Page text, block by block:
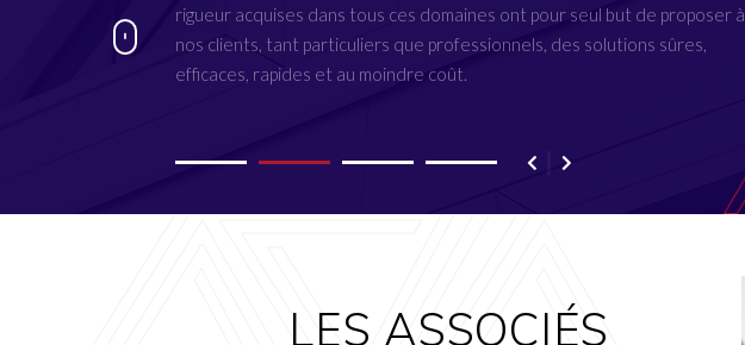
rigueur acquises dans tous ces domaines ont pour seul but de proposer à
nos clients, tant particuliers que professionnels, des solutions sûres,
efficaces, rapides et au moindre coût.
LES ASSOCIÉS